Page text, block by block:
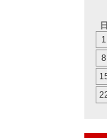
日
1
8